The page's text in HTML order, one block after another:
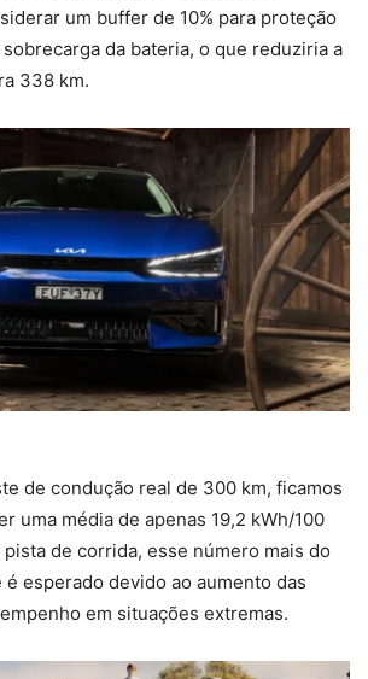
um buffer de 10% para proteção
da bateria, o que reduziria a
338 km.
de condução real de 300 km, ficamos
uma média de apenas 19,2 kWh/100
de corrida, esse número mais do
esperado devido ao aumento das
em situações extremas.